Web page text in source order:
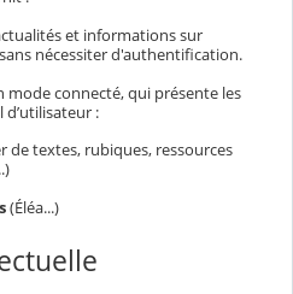
et informations sur
nécessiter d'authentification.
connecté, qui présente les
d’utilisateur :
de textes, rubiques, ressources
(Éléa...)